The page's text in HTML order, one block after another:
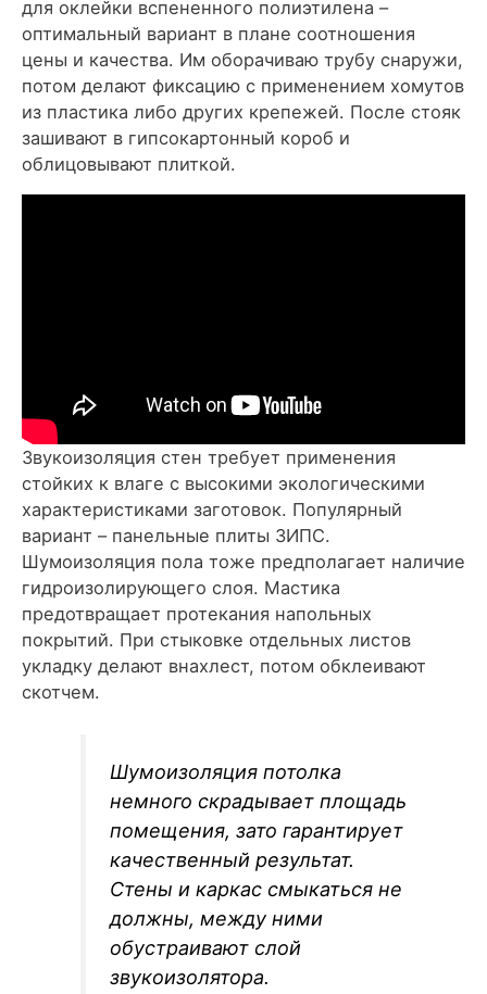
для оклейки вспененного полиэтилена –
оптимальный вариант в плане соотношения
цены и качества. Им оборачиваю трубу снаружи,
потом делают фиксацию с применением хомутов
из пластика либо других крепежей. После стояк
зашивают в гипсокартонный короб и
облицовывают плиткой.
Звукоизоляция стен требует применения
стойких к влаге с высокими экологическими
характеристиками заготовок. Популярный
вариант – панельные плиты ЗИПС.
Шумоизоляция пола тоже предполагает наличие
гидроизолирующего слоя. Мастика
предотвращает протекания напольных
покрытий. При стыковке отдельных листов
укладку делают внахлест, потом обклеивают
скотчем.
Шумоизоляция потолка
немного скрадывает площадь
помещения, зато гарантирует
качественный результат.
Стены и каркас смыкаться не
должны, между ними
обустраивают слой
звукоизолятора.